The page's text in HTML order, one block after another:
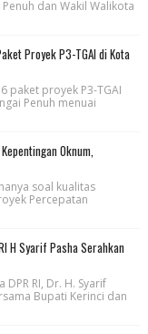
dan Wakil Walikota
Proyek P3-TGAI di Kota
paket proyek P3-TGAI
Penuh menuai
Oknum,
soal kualitas
Percepatan
H Syarif Pasha Serahkan
DPR RI, Dr. H. Syarif
Bupati Kerinci dan